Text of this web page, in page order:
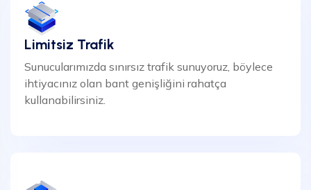
Limitsiz Trafik
Sunucularımızda sınırsız trafik sunuyoruz, böylece
ihtiyacınız olan bant genişliğini rahatça
kullanabilirsiniz.